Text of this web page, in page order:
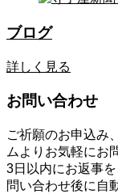
ブログ
詳しく見る
お問い合わせ
ご祈願のお申込み
ムよりお気軽にお
3日以内にお返事を
問い合わせ後に自